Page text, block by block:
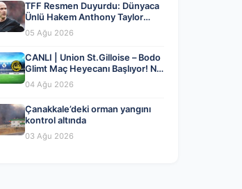
TFF Resmen Duyurdu: Dünyaca
Ünlü Hakem Anthony Taylor
MHK’da Göreve Başladı
05 Ağu 2026
CANLI | Union St.Gilloise – Bodo
Glimt Maç Heyecanı Başlıyor! Ne
Zaman ve Nerede İzlenir? – 04
Ağustos 2026
04 Ağu 2026
Çanakkale’deki orman yangını
kontrol altında
03 Ağu 2026